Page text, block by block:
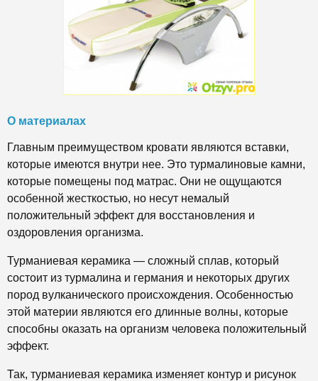
О материалах
Главным преимуществом кровати являются вставки,
которые имеются внутри нее. Это турмалиновые камни,
которые помещены под матрас. Они не ощущаются
особенной жесткостью, но несут немалый
положительный эффект для восстановления и
оздоровления организма.
Турманиевая керамика — сложный сплав, который
состоит из турмалина и германия и некоторых других
пород вулканического происхождения. Особенностью
этой материи являются его длинные волны, которые
способны оказать на организм человека положительный
эффект.
Так, турманиевая керамика изменяет контур и рисунок